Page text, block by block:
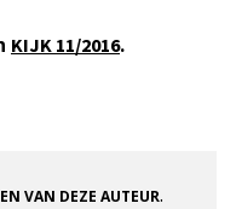
KIJK 11/2016.
VAN DEZE AUTEUR.